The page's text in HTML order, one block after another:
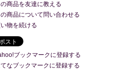
商品を友達に教える
商品について問い合わせる
物を続ける
ブックマークに登録する
なブックマークに登録する